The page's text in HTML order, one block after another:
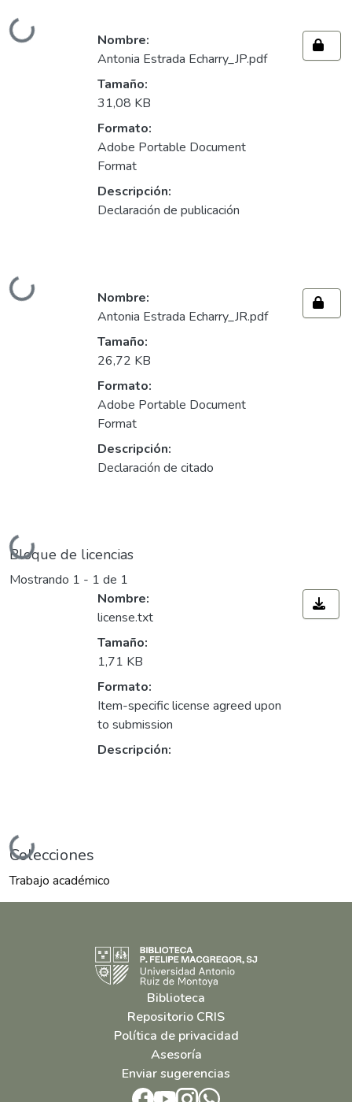
Cargando...
Cargando...
Nombre:
Antonia Estrada Echarry_JP.pdf
Tamaño:
31,08 KB
Formato:
Adobe Portable Document
Format
Descripción:
Declaración de publicación
Cargando...
Nombre:
Antonia Estrada Echarry_JR.pdf
Tamaño:
26,72 KB
Formato:
Adobe Portable Document
Format
Descripción:
Declaración de citado
Bloque de licencias
Mostrando 1 - 1 de 1
Cargando...
Nombre:
license.txt
Tamaño:
1,71 KB
Formato:
Item-specific license agreed upon
to submission
Descripción:
Colecciones
Trabajo académico
Biblioteca
Repositorio CRIS
Política de privacidad
Asesoría
Enviar sugerencias